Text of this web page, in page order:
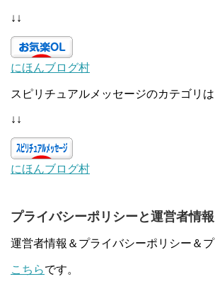
↓↓
にほんブログ村
スピリチュアルメッセージのカテゴリ
↓↓
にほんブログ村
プライバシーポリシーと運営者情報
運営者情報＆プライバシーポリシー＆プ
こちらです。